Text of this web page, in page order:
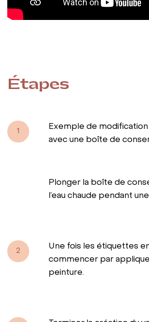
Étapes
1
Exemple de modification
avec une boîte de
Plonger la boîte de
l’eau chaude pendant
2
Une fois les étiquettes
commencer par
peinture.